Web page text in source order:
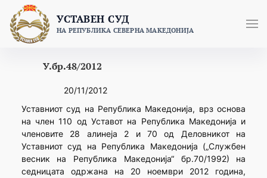
content
УСТАВЕН СУД
НА РЕПУБЛИКА СЕВЕРНА МАКЕДОНИЈА
У.бр.48/2012
20/11/2012
Уставниот суд на Република Македонија, врз основа
на член 110 од Уставот на Република Македонија и
членовите 28 алинеја 2 и 70 од Деловникот на
Уставниот суд на Република Македонија („Службен
весник на Република Македонија“ бр.70/1992) на
седницата одржана на 20 ноември 2012 година,